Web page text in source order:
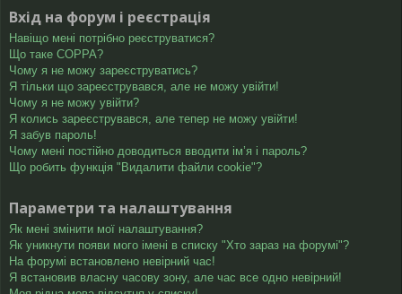
й
д
ос
ту
п
Вхід на форум і реєстрація
Навіщо мені потрібно реєструватися?
Що таке COPPA?
Чому я не можу зареєструватись?
Я тільки що зареєструвався, але не можу увійти!
Чому я не можу увійти?
Я колись зареєструвався, але тепер не можу увійти!
Я забув пароль!
Чому мені постійно доводиться вводити ім’я і пароль?
Що робить функція "Видалити файли cookie"?
Параметри та налаштування
Як мені змінити мої налаштування?
Як уникнути появи мого імені в списку "Хто зараз на форумі"?
На форумі встановлено невірний час!
Я встановив власну часову зону, але час все одно невірний!